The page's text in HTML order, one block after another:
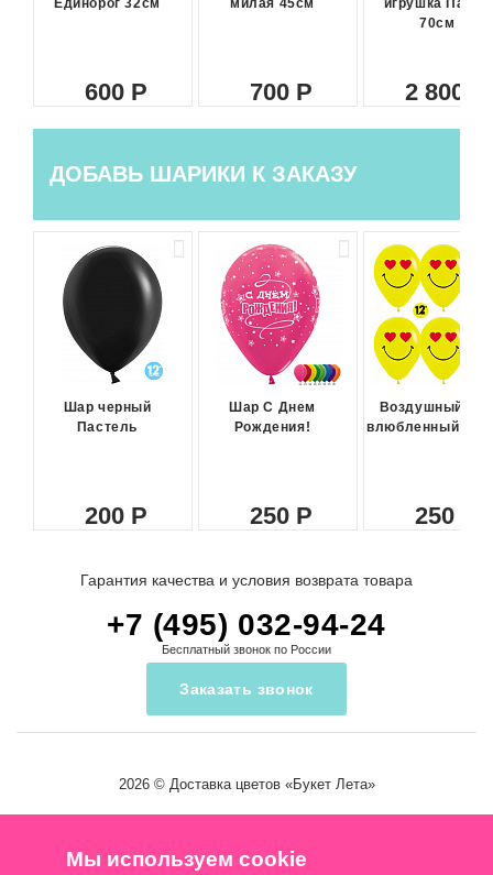
Единорог 32см
600
милая 45см
700
игрушка Панда
70см
2 800
ДОБАВЬ ШАРИКИ К ЗАКАЗУ
Шар черный
Пастель
200
Шар С Днем
Рождения!
250
Воздушный
влюбленный
250
Гарантия качества и условия возврата товара
+7 (495) 032-94-24
Бесплатный звонок по России
Заказать звонок
2026 © Доставка цветов«Букет Лета»
Мы используем cookie